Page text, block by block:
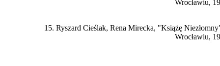
15. Ryszard Cieślak, Rena Mirecka, "Książę
Wrocławiu,